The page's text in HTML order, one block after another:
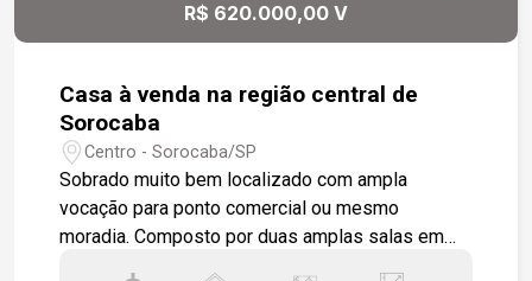
R$ 620.000,00 V
Casa à venda na região central de
Sorocaba
Centro - Sorocaba/SP
Sobrado muito bem localizado com ampla
vocação para ponto comercial ou mesmo
moradia. Composto por duas amplas salas em